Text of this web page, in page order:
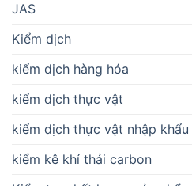
JAS
Kiểm dịch
kiểm dịch hàng hóa
kiểm dịch thực vật
kiểm dịch thực vật nhập khẩu
kiểm kê khí thải carbon